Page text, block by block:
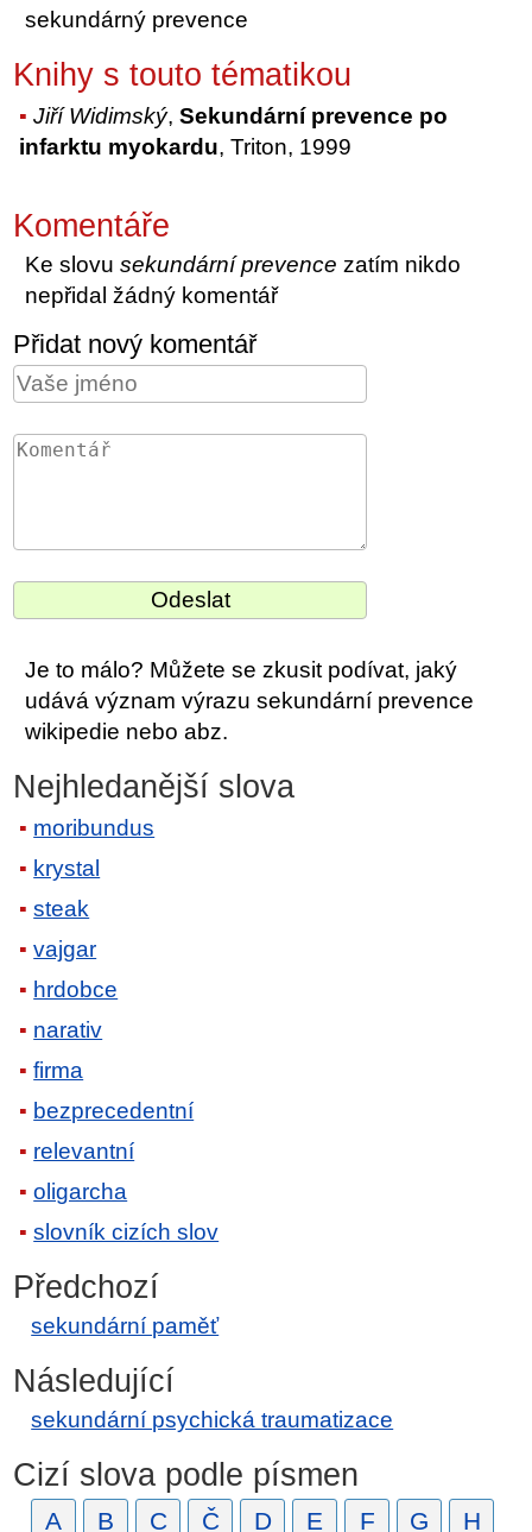
sekundárný prevence
Knihy s touto tématikou
Jiří Widimský,Sekundární prevence po
infarktu myokardu, Triton, 1999
Komentáře
Ke slovusekundární prevence zatím nikdo
nepřidal žádný komentář
Přidat nový komentář
Je to málo? Můžete se zkusit podívat, jaký
udává význam výrazu sekundární prevence
wikipedie nebo abz.
Nejhledanější slova
moribundus
krystal
steak
vajgar
hrdobce
narativ
firma
bezprecedentní
relevantní
oligarcha
slovník cizích slov
Předchozí
sekundární paměť
Následující
sekundární psychická traumatizace
Cizí slova podle písmen
A B C Č D E F G H